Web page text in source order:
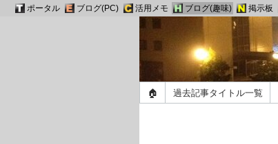
🏠 過去記事タイトル一覧
ポータル ブログ(PC) 活用メモ ブログ(趣味) 掲示板